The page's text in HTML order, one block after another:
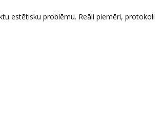
estētisku problēmu. Reāli piemēri, protokoli